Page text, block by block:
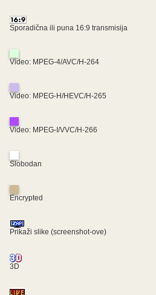
Sporadična ili puna 16:9 transmisija
Video: MPEG-4/AVC/H-264
Video: MPEG-H/HEVC/H-265
Video: MPEG-I/VVC/H-266
Slobodan
Encrypted
Prikaži slike (screenshot-ove)
3D